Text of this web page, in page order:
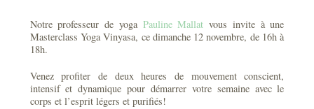
Notre professeur de yoga Pauline Mallat vous invite à une
Masterclass Yoga Vinyasa, ce dimanche 12 novembre, de 16h à
18h.
Venez profiter de deux heures de mouvement conscient,
intensif et dynamique pour démarrer votre semaine avec le
corps et l’esprit légers et purifiés!